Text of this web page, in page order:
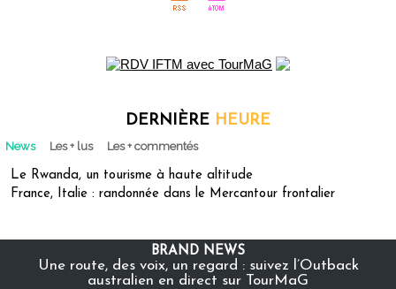
DERNIÈRE HEURE
News Les + lus Les + commentés
Le Rwanda, un tourisme à haute altitude
France, Italie : randonnée dans le Mercantour frontalier
BRAND NEWS
Une route, des voix, un regard : suivez l’Outback
australien en direct sur TourMaG